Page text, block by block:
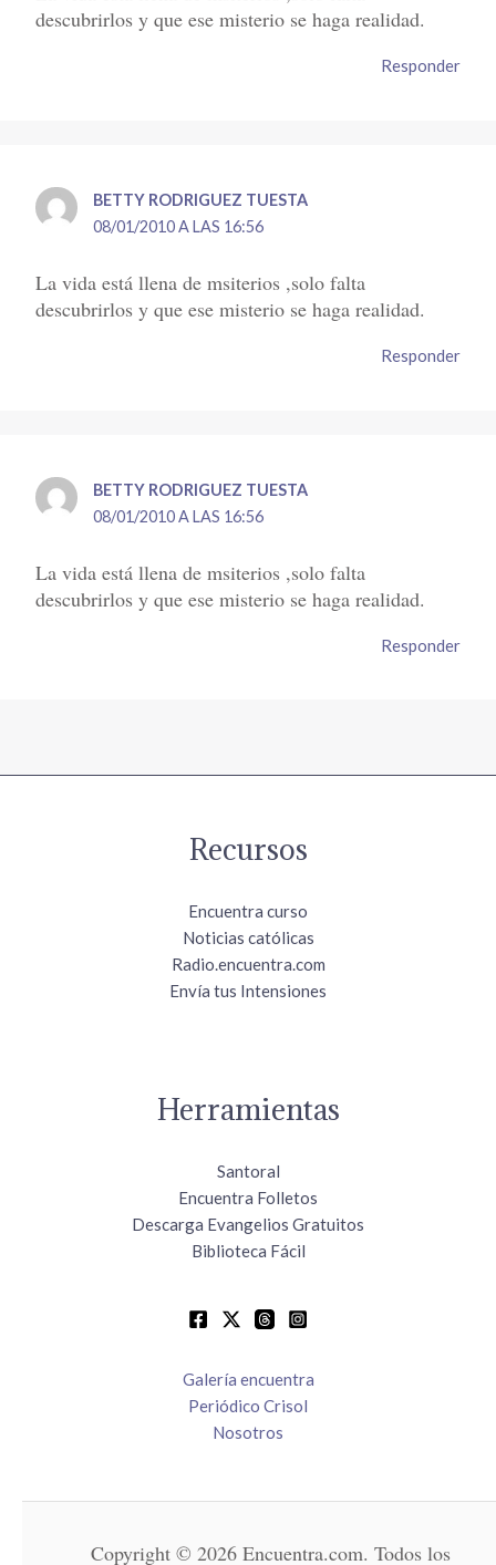
descubrirlos y que ese misterio se haga realidad.
Responder
BETTY RODRIGUEZ TUESTA
08/01/2010 A LAS 16:56
La vida está llena de msiterios ,solo falta
descubrirlos y que ese misterio se haga realidad.
Responder
BETTY RODRIGUEZ TUESTA
08/01/2010 A LAS 16:56
La vida está llena de msiterios ,solo falta
descubrirlos y que ese misterio se haga realidad.
Responder
Recursos
Encuentra curso
Noticias católicas
Radio.encuentra.com
Envía tus Intensiones
Herramientas
Santoral
Encuentra Folletos
Descarga Evangelios Gratuitos
Biblioteca Fácil
Galería encuentra
Periódico Crisol
Nosotros
Copyright © 2026 Encuentra.com. Todos los